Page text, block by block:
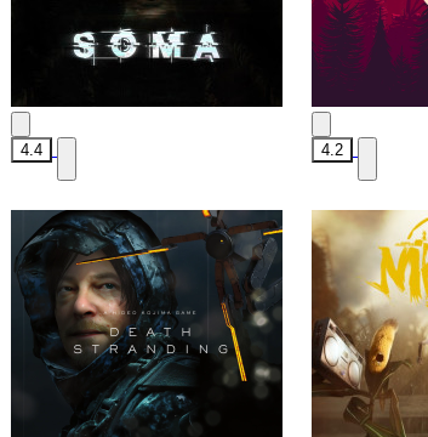
4.4 4.2